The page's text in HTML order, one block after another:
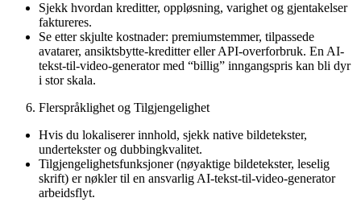
Sjekk hvordan kreditter, oppløsning, varighet og gjentakelser
faktureres.
Se etter skjulte kostnader: premiumstemmer, tilpassede
avatarer, ansiktsbytte-kreditter eller API-overforbruk. En AI-
tekst-til-video-generator med “billig” inngangspris kan bli dyr
i stor skala.
Flerspråklighet og Tilgjengelighet
Hvis du lokaliserer innhold, sjekk native bildetekster,
undertekster og dubbingkvalitet.
Tilgjengelighetsfunksjoner (nøyaktige bildetekster, leselig
skrift) er nøkler til en ansvarlig AI-tekst-til-video-generator
arbeidsflyt.